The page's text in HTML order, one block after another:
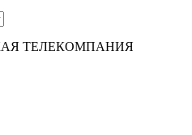
ТЕЛЕКОМПАНИЯ